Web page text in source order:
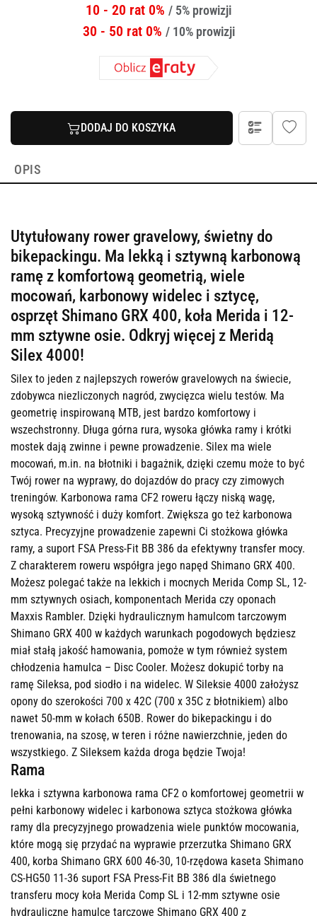
10 - 20 rat 0% / 5% prowizji
30 - 50 rat 0% / 10% prowizji
DODAJ DO KOSZYKA
OPIS
Utytułowany rower gravelowy, świetny do
bikepackingu. Ma lekką i sztywną karbonową
ramę z komfortową geometrią, wiele
mocowań, karbonowy widelec i sztycę,
osprzęt Shimano GRX 400, koła Merida i 12-
mm sztywne osie. Odkryj więcej z Meridą
Silex 4000!
Silex to jeden z najlepszych rowerów gravelowych na świecie,
zdobywca niezliczonych nagród, zwycięzca wielu testów. Ma
geometrię inspirowaną MTB, jest bardzo komfortowy i
wszechstronny. Długa górna rura, wysoka główka ramy i krótki
mostek dają zwinne i pewne prowadzenie. Silex ma wiele
mocowań, m.in. na błotniki i bagażnik, dzięki czemu może to być
Twój rower na wyprawy, do dojazdów do pracy czy zimowych
treningów. Karbonowa rama CF2 roweru łączy niską wagę,
wysoką sztywność i duży komfort. Zwiększa go też karbonowa
sztyca. Precyzyjne prowadzenie zapewni Ci stożkowa główka
ramy, a suport FSA Press-Fit BB 386 da efektywny transfer mocy.
Z charakterem roweru współgra jego napęd Shimano GRX 400.
Możesz polegać także na lekkich i mocnych Merida Comp SL, 12-
mm sztywnych osiach, komponentach Merida czy oponach
Maxxis Rambler. Dzięki hydraulicznym hamulcom tarczowym
Shimano GRX 400 w każdych warunkach pogodowych będziesz
miał stałą jakość hamowania, pomoże w tym również system
chłodzenia hamulca – Disc Cooler. Możesz dokupić torby na
ramę Sileksa, pod siodło i na widelec. W Sileksie 4000 założysz
opony do szerokości 700 x 42C (700 x 35C z błotnikiem) albo
nawet 50-mm w kołach 650B. Rower do bikepackingu i do
trenowania, na szosę, w teren i różne nawierzchnie, jeden do
wszystkiego. Z Sileksem każda droga będzie Twoja!
Rama
lekka i sztywna karbonowa rama CF2 o komfortowej geometrii w
pełni karbonowy widelec i karbonowa sztyca stożkowa główka
ramy dla precyzyjnego prowadzenia wiele punktów mocowania,
które mogą się przydać na wyprawie przerzutka Shimano GRX
400, korba Shimano GRX 600 46-30, 10-rzędowa kaseta Shimano
CS-HG50 11-36 suport FSA Press-Fit BB 386 dla świetnego
transferu mocy koła Merida Comp SL i 12-mm sztywne osie
hydrauliczne hamulce tarczowe Shimano GRX 400 z